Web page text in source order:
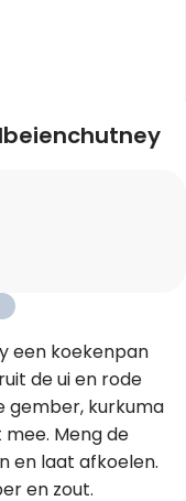
een koekenpan
de ui en rode
gember, kurkuma
Meng de
en laat afkoelen.
en zout.